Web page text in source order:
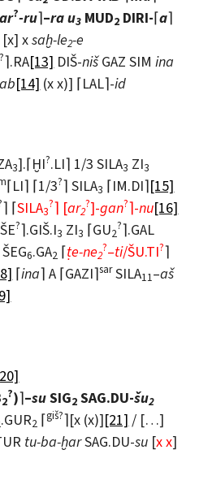
?-ru⌉–ra u3 MUD2 DIRI-⌈a⌉
[x] xsaḫ-le2-e
?⌉.RA[13] DIŠ-nišGAZ SIMina
ab[14] (x x)] ⌈LAL⌉-id
3].⌈ḪI?.LI⌉ 1/3 SILA3 ZI3
⌈LI⌉ ⌈1/3?⌉ SILA3 ⌈IM.DI⌉[15]
⌉ ⌈SILA3
?⌉ [ar2
?]-gan?⌉-nu[16]
?⌉.GIŠ.I3 ZI3 ⌈GU2
?⌉.GAL
6.GA2 ⌈ṭe-ne2
?–ti/ŠU.TI?⌉
⌈ina⌉ A ⌈GAZI⌉sarSILA11–aš
2
?)⌉–suSIG2 SAG.DU-šu2
.GUR2 ⌈giš?⌉[x (x)][21] / […]
tu-ba-ḫarSAG.DU-su [x x]